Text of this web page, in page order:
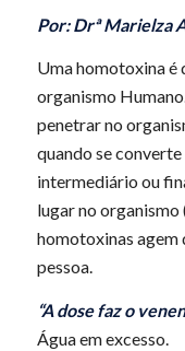
Por: Drª Marielza
Uma homotoxina é
organismo
penetrar no
quando se
intermediário ou
lugar no organismo
homotoxinas agem
pessoa.
“A dose faz o
Água em excesso.